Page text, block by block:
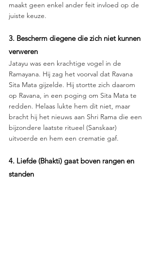
maakt geen enkel ander feit invloed op de
juiste keuze.
3. Bescherm diegene die zich niet kunnen
verweren
Jatayu was een krachtige vogel in de
Ramayana. Hij zag het voorval dat Ravana
Sita Mata gijzelde. Hij stortte zich daarom
op Ravana, in een poging om Sita Mata te
redden. Helaas lukte hem dit niet, maar
bracht hij het nieuws aan Shri Rama die een
bijzondere laatste ritueel (Sanskaar)
uitvoerde en hem een crematie gaf.
4. Liefde (Bhakti) gaat boven rangen en
standen